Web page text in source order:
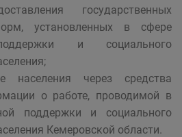
государственных
установленных в сфере
и социального
населения через средства
о работе, проводимой в
поддержки и социального
Кемеровской области.